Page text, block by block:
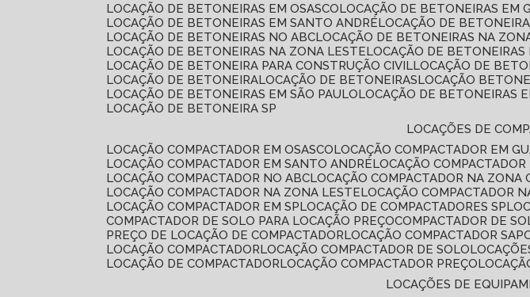
LOCAÇÃO DE BETONEIRAS EM OSASCO LOCAÇÃO DE BETONEIRAS EM
LOCAÇÃO DE BETONEIRAS EM SANTO ANDRÉ LOCAÇÃO DE
LOCAÇÃO DE BETONEIRAS NO ABC LOCAÇÃO DE BETONEIRAS NA
LOCAÇÃO DE BETONEIRAS NA ZONA LESTE LOCAÇÃO DE
LOCAÇÃO DE BETONEIRA PARA CONSTRUÇÃO CIVIL LOCAÇÃO DE
LOCAÇÃO DE BETONEIRA LOCAÇÃO DE BETONEIRAS LOCAÇÃO
LOCAÇÃO DE BETONEIRAS EM SÃO PAULO LOCAÇÃO DE BETONEIRAS
LOCAÇÃO DE BETONEIRA SP
LOCAÇÕES DE
LOCAÇÃO COMPACTADOR EM OSASCO LOCAÇÃO COMPACTADOR EM
LOCAÇÃO COMPACTADOR EM SANTO ANDRÉ LOCAÇÃO
LOCAÇÃO COMPACTADOR NO ABC LOCAÇÃO COMPACTADOR NA ZONA
LOCAÇÃO COMPACTADOR NA ZONA LESTE LOCAÇÃO COMPACTADOR
LOCAÇÃO COMPACTADOR EM SP LOCAÇÃO DE COMPACTADORES SP
COMPACTADOR DE SOLO PARA LOCAÇÃO PREÇO COMPACTADOR DE
PREÇO DE LOCAÇÃO DE COMPACTADOR LOCAÇÃO COMPACTADOR
LOCAÇÃO COMPACTADOR LOCAÇÃO COMPACTADOR DE SOLO
LOCAÇÃO DE COMPACTADOR LOCAÇÃO COMPACTADOR PREÇO
LOCAÇÕES DE